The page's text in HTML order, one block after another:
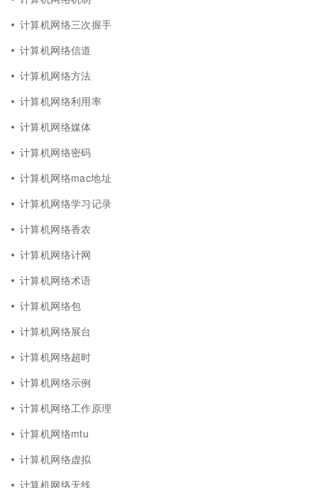
计算机网络三次握手
计算机网络信道
计算机网络方法
计算机网络利用率
计算机网络媒体
计算机网络密码
计算机网络mac地址
计算机网络学习记录
计算机网络香农
计算机网络计网
计算机网络术语
计算机网络包
计算机网络展台
计算机网络超时
计算机网络示例
计算机网络工作原理
计算机网络mtu
计算机网络虚拟
计算机网络无线